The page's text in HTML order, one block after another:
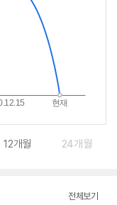
12개월 24개월
전체보기